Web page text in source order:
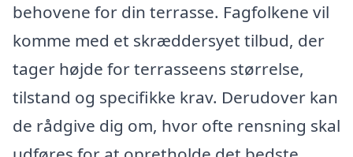
behovene for din terrasse. Fagfolkene vil
komme med et skræddersyet tilbud, der
tager højde for terrasseens størrelse,
tilstand og specifikke krav. Derudover kan
de rådgive dig om, hvor ofte rensning skal